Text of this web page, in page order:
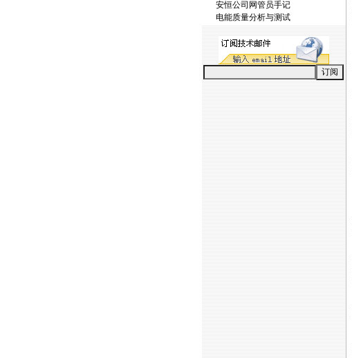
安恒公司网管员手记
电能质量分析与测试